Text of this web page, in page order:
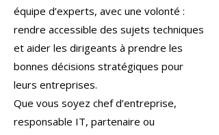
équipe d’experts, avec une volonté :
rendre accessible des sujets techniques
et aider les dirigeants à prendre les
bonnes décisions stratégiques pour
leurs entreprises.
Que vous soyez chef d’entreprise,
responsable IT, partenaire ou